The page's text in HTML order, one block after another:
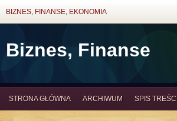
BIZNES, FINANSE, EKONOMIA
Biznes, Finanse
STRONA GŁÓWNA ARCHIWUM SPIS TREŚCI